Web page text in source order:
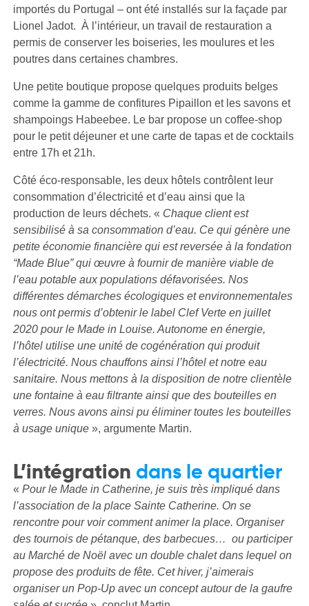
importés du Portugal – ont été installés sur la façade par
Lionel Jadot. À l’intérieur, un travail de restauration a
permis de conserver les boiseries, les moulures et les
poutres dans certaines chambres.
Une petite boutique propose quelques produits belges
comme la gamme de confitures Pipaillon et les savons et
shampoings Habeebee. Le bar propose un coffee-shop
pour le petit déjeuner et une carte de tapas et de cocktails
entre 17h et 21h.
Côté éco-responsable, les deux hôtels contrôlent leur
consommation d’électricité et d’eau ainsi que la
production de leurs déchets. « Chaque client est
sensibilisé à sa consommation d’eau. Ce qui génère une
petite économie financière qui est reversée à la fondation
“Made Blue” qui œuvre à fournir de manière viable de
l’eau potable aux populations défavorisées. Nos
différentes démarches écologiques et environnementales
nous ont permis d’obtenir le label Clef Verte en juillet
2020 pour le Made in Louise. Autonome en énergie,
l’hôtel utilise une unité de cogénération qui produit
l’électricité. Nous chauffons ainsi l’hôtel et notre eau
sanitaire. Nous mettons à la disposition de notre clientèle
une fontaine à eau filtrante ainsi que des bouteilles en
verres. Nous avons ainsi pu éliminer toutes les bouteilles
à usage unique», argumente Martin.
L’intégration dans le quartier
« Pour le Made in Catherine, je suis très impliqué dans
l’association de la place Sainte Catherine. On se
rencontre pour voir comment animer la place. Organiser
des tournois de pétanque, des barbecues… ou participer
au Marché de Noël avec un double chalet dans lequel on
propose des produits de fête. Cet hiver, j’aimerais
organiser un Pop-Up avec un concept autour de la gaufre